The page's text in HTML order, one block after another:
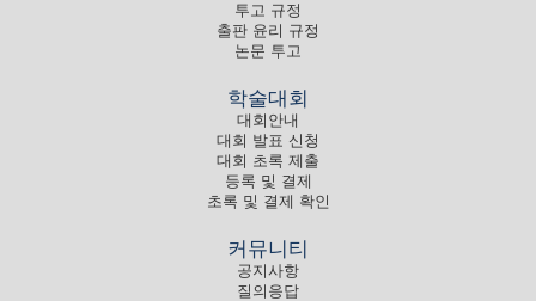
투고 규정
출판 윤리 규정
논문 투고
학술대회
대회안내
대회 발표 신청
대회 초록 제출
등록 및 결제
초록 및 결제 확인
커뮤니티
공지사항
질의응답